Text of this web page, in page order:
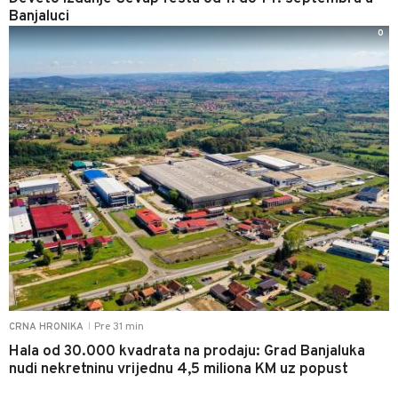
Banjaluci
CRNA HRONIKA Pre 31 min
Hala od 30.000 kvadrata na prodaju: Grad Banjaluka
nudi nekretninu vrijednu 4,5 miliona KM uz popust
0